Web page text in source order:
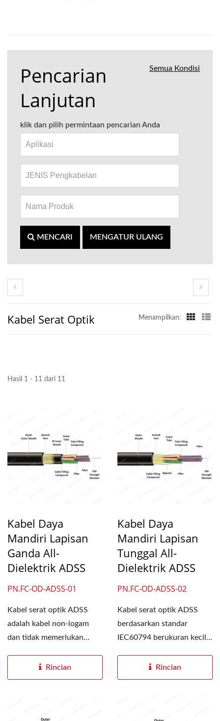
Semua Kondisi
Pencarian
Lanjutan
klik dan pilih permintaan pencarian Anda
MENCARI MENGATUR ULANG
Kabel Serat Optik Menampilkan:
Hasil 1 - 11 dari 11
Kabel Daya
Mandiri Lapisan
Ganda All-
Dielektrik ADSS
PN.FC-OD-ADSS-01
Kabel serat optik ADSS
adalah kabel non-logam
dan tidak memerlukan
penunjang....Rincian
Kabel Daya
Mandiri Lapisan
Tunggal All-
Dielektrik ADSS
PN.FC-OD-ADSS-02
Kabel serat optik ADSS
berdasarkan standar
IEC60794 berukuran kecil,
struktural,...Rincian